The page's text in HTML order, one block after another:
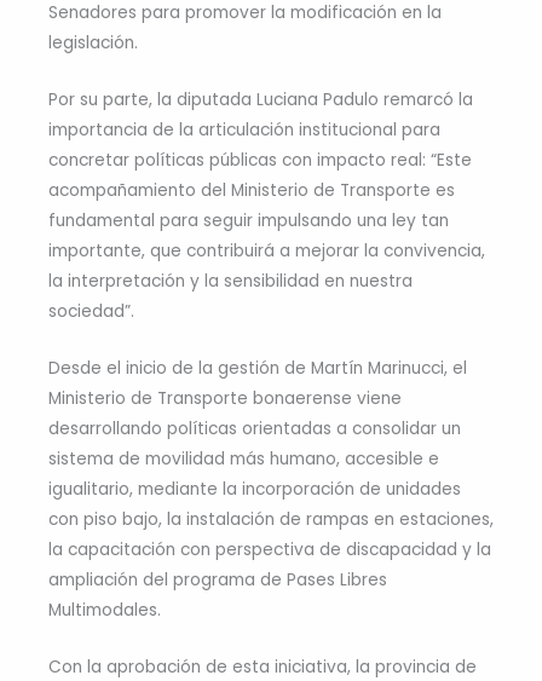
Senadores para promover la modificación en la
legislación.
Por su parte, la diputada Luciana Padulo remarcó la
importancia de la articulación institucional para
concretar políticas públicas con impacto real: “Este
acompañamiento del Ministerio de Transporte es
fundamental para seguir impulsando una ley tan
importante, que contribuirá a mejorar la convivencia,
la interpretación y la sensibilidad en nuestra
sociedad”.
Desde el inicio de la gestión de Martín Marinucci, el
Ministerio de Transporte bonaerense viene
desarrollando políticas orientadas a consolidar un
sistema de movilidad más humano, accesible e
igualitario, mediante la incorporación de unidades
con piso bajo, la instalación de rampas en estaciones,
la capacitación con perspectiva de discapacidad y la
ampliación del programa de Pases Libres
Multimodales.
Con la aprobación de esta iniciativa, la provincia de